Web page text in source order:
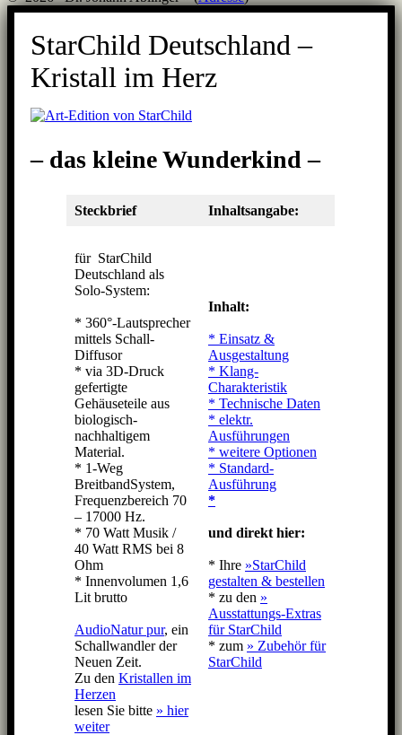
StarChild Deutschland –
Kristall im Herz
– das kleine Wunderkind –
Steckbrief Inhaltsangabe:
für StarChild
Deutschland als
Solo-System:
* 360°-Lautsprecher
mittels Schall-
Diffusor
* via 3D-Druck
gefertigte
Gehäuseteile aus
biologisch-
nachhaltigem
Material.
* 1-Weg
BreitbandSystem,
Frequenzbereich 70
– 17000 Hz.
* 70 Watt Musik /
40 Watt RMS bei 8
Ohm
* Innenvolumen 1,6
Lit brutto
AudioNatur pur, ein
Schallwandler der
Neuen Zeit.
Zu den Kristallen im
Herzen
lesen Sie bitte » hier
weiter
Inhalt:
* Einsatz &
Ausgestaltung
* Klang-
Charakteristik
* Technische Daten
* elektr.
Ausführungen
* weitere Optionen
* Standard-
Ausführung
*
und direkt hier:
* Ihre »StarChild
gestalten & bestellen
* zu den »
Ausstattungs-Extras
für StarChild
* zum » Zubehör für
StarChild